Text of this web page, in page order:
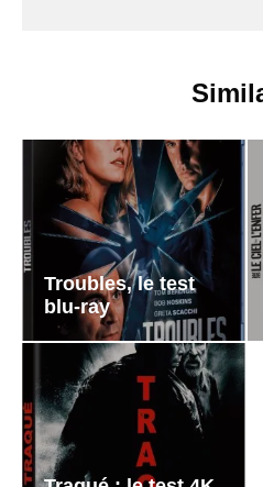
Troubles, le test
blu-ray